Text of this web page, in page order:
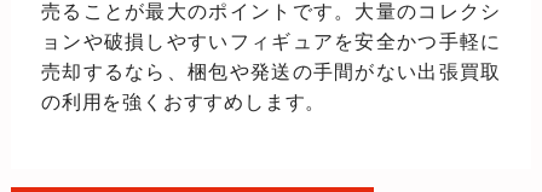
売ることが最大のポイントです。大量のコレクシ
ョンや破損しやすいフィギュアを安全かつ手軽に
売却するなら、梱包や発送の手間がない出張買取
の利用を強くおすすめします。